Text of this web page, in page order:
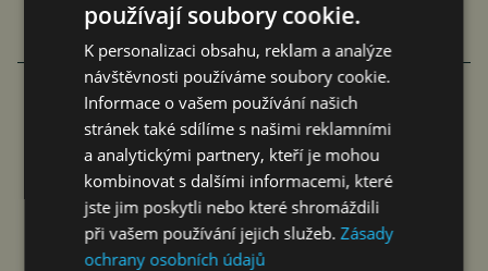
FAMILIARITÉ: POETICKÉ PROPOJENÍ
FILMU A LITERATURY
8. 8. 2026
používají soubory cookie.
K personalizaci obsahu, reklam a analýze
návštěvnosti používáme soubory cookie.
Informace o vašem používání našich
stránek také sdílíme s našimi reklamními
a analytickými partnery, kteří je mohou
kombinovat s dalšími informacemi, které
jste jim poskytli nebo které shromáždili
při vašem používání jejich služeb.Zásady
ochrany osobních údajů